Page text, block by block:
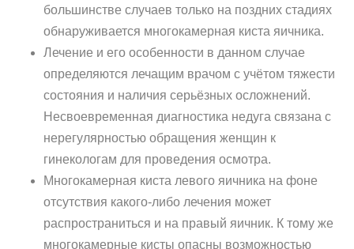
большинстве случаев только на поздних стадиях
обнаруживается многокамерная киста яичника.
Лечение и его особенности в данном случае
определяются лечащим врачом с учётом тяжести
состояния и наличия серьёзных осложнений.
Несвоевременная диагностика недуга связана с
нерегулярностью обращения женщин к
гинекологам для проведения осмотра.
Многокамерная киста левого яичника на фоне
отсутствия какого-либо лечения может
распространиться и на правый яичник. К тому же
многокамерные кисты опасны возможностью